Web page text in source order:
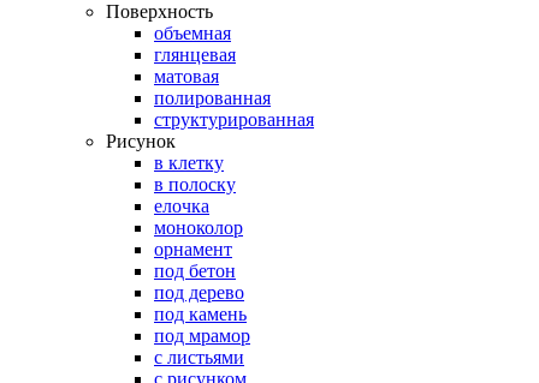
Поверхность
объемная
глянцевая
матовая
полированная
структурированная
Рисунок
в клетку
в полоску
елочка
моноколор
орнамент
под бетон
под дерево
под камень
под мрамор
с листьями
с рисунком